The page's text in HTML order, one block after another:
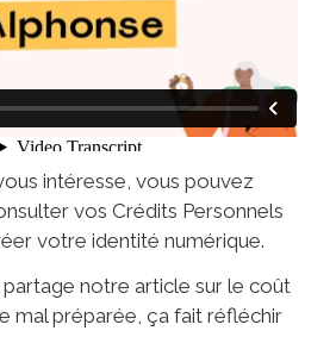
intéresse, vous pouvez
vos Crédits Personnels
votre identité numérique.
partage notre article sur le coût
mal préparée, ça fait réfléchir